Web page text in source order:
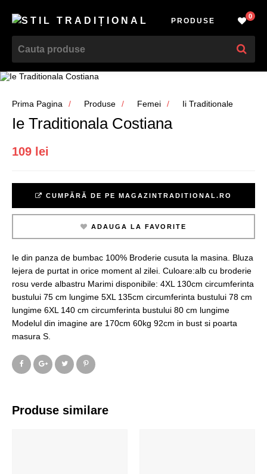
PRODUSE
0
Prima Pagina Produse Femei Ii Traditionale
Ie Traditionala Costiana
109 lei
CUMPĂRĂ DE PE MAGAZINTRADITIONAL.RO
ADAUGA LA FAVORITE
Ie din panza de bumbac 100% Broderie cusuta la masina. Bluza
lejera de purtat in orice moment al zilei. Culoare:alb cu broderie
rosu verde albastru Marimi disponibile: 4XL 130cm circumferinta
bustului 75 cm lungime 5XL 135cm circumferinta bustului 78 cm
lungime 6XL 140 cm circumferinta bustului 80 cm lungime
Modelul din imagine are 170cm 60kg 92cm in bust si poarta
masura S.
Produse similare